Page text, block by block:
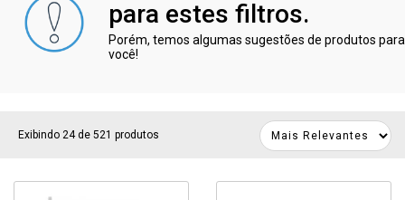
para estes filtros.
Porém, temos algumas sugestões de produtos para
você!
Exibindo 24 de 521 produtos